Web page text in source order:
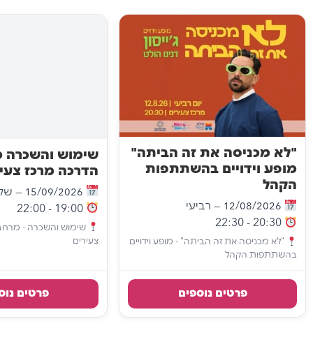
"לא מכניסה את זה הביתה"
מופע וידויים בהשתתפות
הקהל
20:30 - 22:30
"לא מכניסה את זה הביתה" - מופע וידויים
בהשתתפות הקהל
פרטים נוספים
שימוש והשכרה
הדרכה מרכז
19:00 - 22:00
שימוש והשכרה -
צעירים
פרטים